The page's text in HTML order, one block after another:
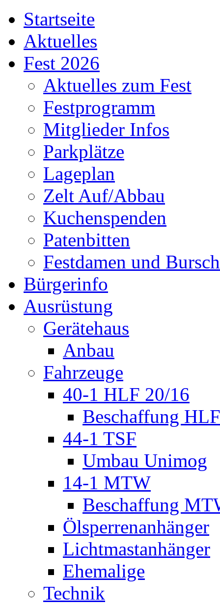
Startseite
Aktuelles
Fest 2026
Aktuelles zum Fest
Festprogramm
Mitglieder Infos
Parkplätze
Lageplan
Zelt Auf/Abbau
Kuchenspenden
Patenbitten
Festdamen und
Bürgerinfo
Ausrüstung
Gerätehaus
Anbau
Fahrzeuge
40-1 HLF 20/16
Beschaffung HLF
44-1 TSF
Umbau Unimog
14-1 MTW
Beschaffung
Ölsperrenanhänger
Lichtmastanhänger
Ehemalige
Technik